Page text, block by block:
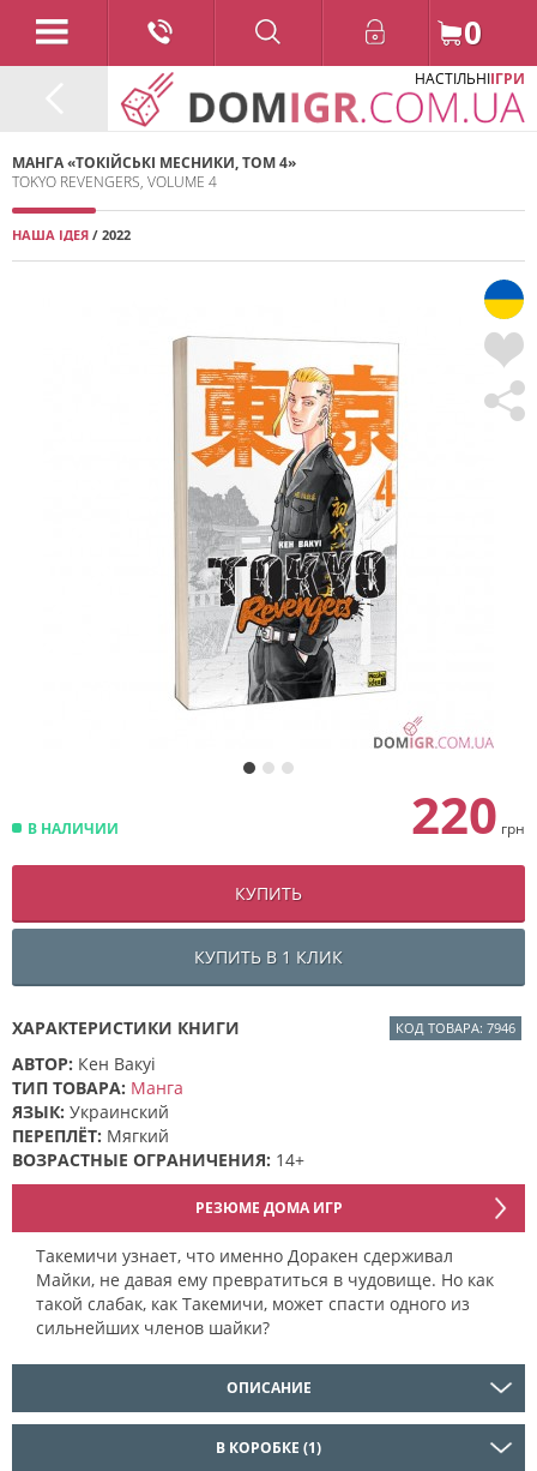
0
НАСТІЛЬНІІГРИ
МАНГА «ТОКІЙСЬКІ МЕСНИКИ, ТОМ 4»
TOKYO REVENGERS, VOLUME 4
НАША ІДЕЯ / 2022
В НАЛИЧИИ 220 грн
КУПИТЬ
КУПИТЬ В 1 КЛИК
ХАРАКТЕРИСТИКИ КНИГИ КОД ТОВАРА: 7946
АВТОР: Кен Вакуі
ТИП ТОВАРА: Манга
ЯЗЫК: Украинский
ПЕРЕПЛЁТ: Мягкий
ВОЗРАСТНЫЕ ОГРАНИЧЕНИЯ: 14+
РЕЗЮМЕ ДОМА ИГР
Такемичи узнает, что именно Доракен сдерживал
Майки, не давая ему превратиться в чудовище. Но как
такой слабак, как Такемичи, может спасти одного из
сильнейших членов шайки?
ОПИСАНИЕ
В КОРОБКЕ (1)